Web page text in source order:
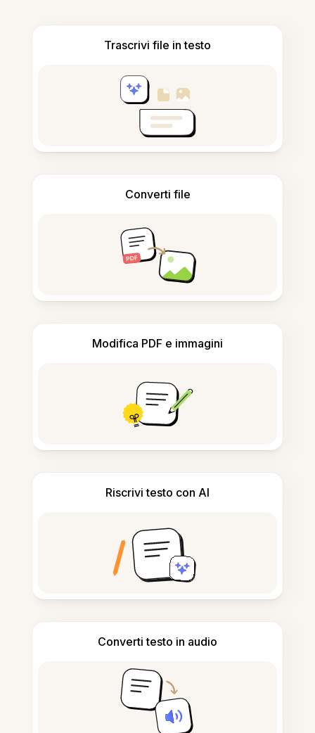
Trascrivi file in testo
Converti file
Modifica PDF e immagini
Riscrivi testo con AI
Converti testo in audio